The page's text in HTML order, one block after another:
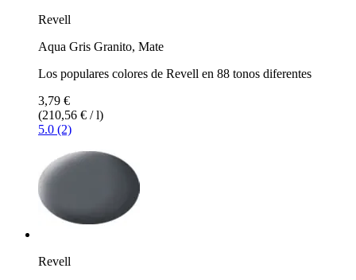
Revell
Aqua Gris Granito, Mate
Los populares colores de Revell en 88 tonos diferentes
3,79 €
(210,56 € / l)
5.0 (2)
Revell